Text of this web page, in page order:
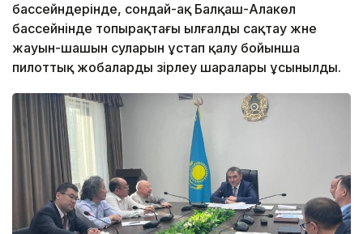
бассейндерінде, сондай-ақ Балқаш-Алакөл
бассейнінде топырақтағы ылғалды сақтау және
жауын-шашын суларын ұстап қалу бойынша
пилоттық жобаларды әзірлеу шаралары ұсынылды.